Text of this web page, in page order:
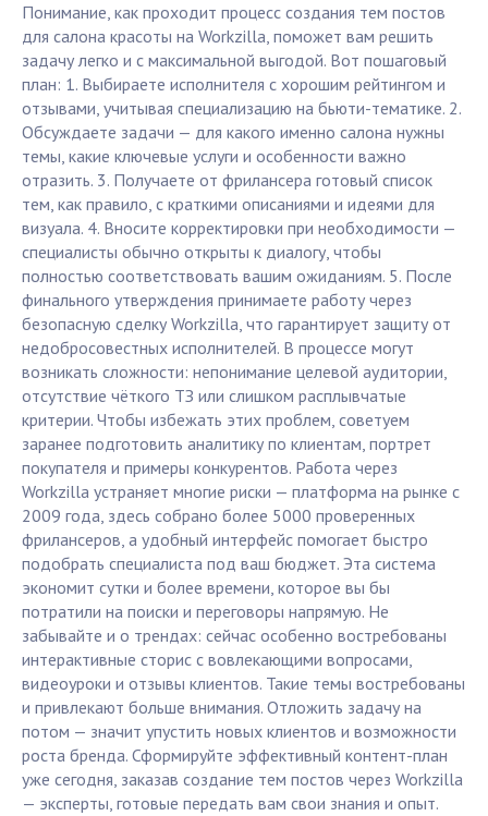
Понимание, как проходит процесс создания тем постов
для салона красоты на Workzilla, поможет вам решить
задачу легко и с максимальной выгодой. Вот пошаговый
план: 1. Выбираете исполнителя с хорошим рейтингом и
отзывами, учитывая специализацию на бьюти-тематике. 2.
Обсуждаете задачи — для какого именно салона нужны
темы, какие ключевые услуги и особенности важно
отразить. 3. Получаете от фрилансера готовый список
тем, как правило, с краткими описаниями и идеями для
визуала. 4. Вносите корректировки при необходимости —
специалисты обычно открыты к диалогу, чтобы
полностью соответствовать вашим ожиданиям. 5. После
финального утверждения принимаете работу через
безопасную сделку Workzilla, что гарантирует защиту от
недобросовестных исполнителей. В процессе могут
возникать сложности: непонимание целевой аудитории,
отсутствие чёткого ТЗ или слишком расплывчатые
критерии. Чтобы избежать этих проблем, советуем
заранее подготовить аналитику по клиентам, портрет
покупателя и примеры конкурентов. Работа через
Workzilla устраняет многие риски — платформа на рынке с
2009 года, здесь собрано более 5000 проверенных
фрилансеров, а удобный интерфейс помогает быстро
подобрать специалиста под ваш бюджет. Эта система
экономит сутки и более времени, которое вы бы
потратили на поиски и переговоры напрямую. Не
забывайте и о трендах: сейчас особенно востребованы
интерактивные сторис с вовлекающими вопросами,
видеоуроки и отзывы клиентов. Такие темы востребованы
и привлекают больше внимания. Отложить задачу на
потом — значит упустить новых клиентов и возможности
роста бренда. Сформируйте эффективный контент-план
уже сегодня, заказав создание тем постов через Workzilla
— эксперты, готовые передать вам свои знания и опыт.